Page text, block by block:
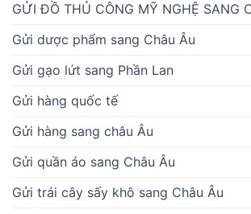
GỬI ĐỒ THỦ CÔNG MỸ NGHỆ SANG
Gửi dược phẩm sang Châu Âu
Gửi gạo lứt sang Phần Lan
Gửi hàng quốc tế
Gửi hàng sang châu Âu
Gửi quần áo sang Châu Âu
Gửi trái cây sấy khô sang Châu Âu